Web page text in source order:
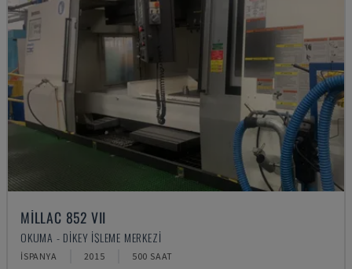
MILLAC 852 VII
OKUMA - DIKEY İŞLEME MERKEZI
İSPANYA 2015 500 SAAT